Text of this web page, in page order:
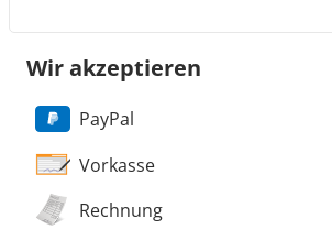
Wir akzeptieren
PayPal
Vorkasse
Rechnung